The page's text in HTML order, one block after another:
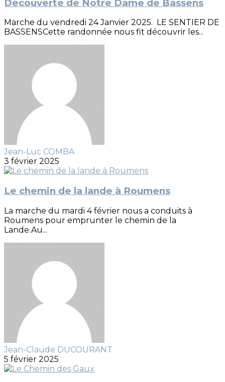
Découverte de Notre Dame de Bassens
Marche du vendredi 24 Janvier 2025. LE SENTIER DE
BASSENSCette randonnée nous fit découvrir les...
Jean-Luc COMBA
3 février 2025
Le chemin de la lande à Roumens
La marche du mardi 4 février nous a conduits à
Roumens pour emprunter le chemin de la
Lande.Au...
Jean-Claude DUCOURANT
5 février 2025